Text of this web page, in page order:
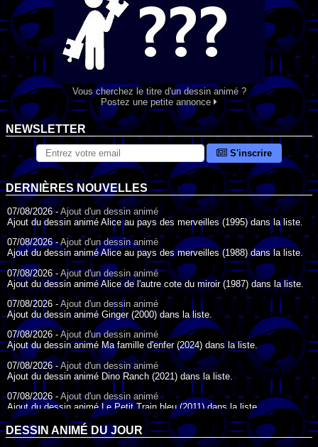
Vous cherchez le titre d'un dessin animé ?
Postez une petite annonce
NEWSLETTER
S'inscrire
DERNIÈRES NOUVELLES
07/08/2026 - Ajout d'un dessin animé
Ajout du dessin animé Alice au pays des merveilles (1995) dans la liste.
07/08/2026 -Ajout d'un dessin animé
Ajout du dessin animé Alice au pays des merveilles (1988) dans la liste.
07/08/2026 - Ajout d'un dessin animé
Ajout du dessin animé Alice de l'autre cote du miroir (1987) dans la liste.
07/08/2026 - Ajout d'un dessin animé
Ajout du dessin animé Ginger (2000) dans la liste.
07/08/2026 - Ajout d'un dessin animé
Ajout du dessin animé Ma famille d'enfer (2024) dans la liste.
07/08/2026 -Ajout d'un dessin animé
Ajout du dessin animé Dino Ranch (2021) dans la liste.
07/08/2026 -Ajout d'un dessin animé
Ajout du dessin animé Le Petit Train bleu (2011) dans la liste.
07/08/2026 - Ajout d'un dessin animé
Ajout du dessin animé Agent Spécial Oso (2009) dans la liste.
DESSIN ANIMÉ DU JOUR